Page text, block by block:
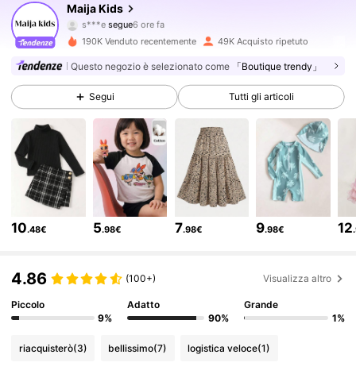
Maija Kids
s***esegue6 ore fa
c***6 sta navigando
4.87
112K Follower
4.87 112K Follower
112K Follower
112K Follower
112K Follower
112K Follower
190K Venduto recentemente 49K Acquisto ripetuto
Questo negozio è selezionato come 「Boutique trendy」
Segui Tutti gli articoli
10.48€ 5.98€ 7.98€ 9.98€ 12
4.86 (100+) Visualizza altro
Piccolo
9%
Adatto
90%
Grande
1%
riacquisterò(3) bellissimo(7) logistica veloce(1)